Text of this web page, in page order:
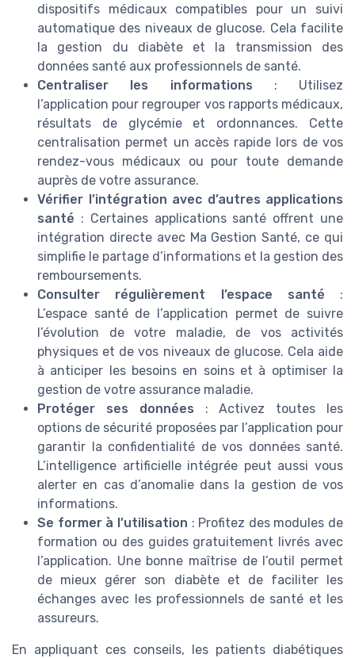
dispositifs médicaux compatibles pour un suivi
automatique des niveaux de glucose. Cela facilite
la gestion du diabète et la transmission des
données santé aux professionnels de santé.
Centraliser les informations : Utilisez
l’application pour regrouper vos rapports médicaux,
résultats de glycémie et ordonnances. Cette
centralisation permet un accès rapide lors de vos
rendez-vous médicaux ou pour toute demande
auprès de votre assurance.
Vérifier l’intégration avec d’autres applications
santé : Certaines applications santé offrent une
intégration directe avec Ma Gestion Santé, ce qui
simplifie le partage d’informations et la gestion des
remboursements.
Consulter régulièrement l’espace santé :
L’espace santé de l’application permet de suivre
l’évolution de votre maladie, de vos activités
physiques et de vos niveaux de glucose. Cela aide
à anticiper les besoins en soins et à optimiser la
gestion de votre assurance maladie.
Protéger ses données : Activez toutes les
options de sécurité proposées par l’application pour
garantir la confidentialité de vos données santé.
L’intelligence artificielle intégrée peut aussi vous
alerter en cas d’anomalie dans la gestion de vos
informations.
Se former à l’utilisation : Profitez des modules de
formation ou des guides gratuitement livrés avec
l’application. Une bonne maîtrise de l’outil permet
de mieux gérer son diabète et de faciliter les
échanges avec les professionnels de santé et les
assureurs.
En appliquant ces conseils, les patients diabétiques